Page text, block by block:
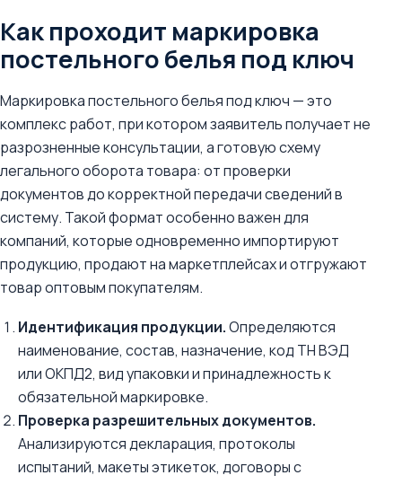
Как проходит маркировка
постельного белья под ключ
Маркировка постельного белья под ключ — это
комплекс работ, при котором заявитель получает не
разрозненные консультации, а готовую схему
легального оборота товара: от проверки
документов до корректной передачи сведений в
систему. Такой формат особенно важен для
компаний, которые одновременно импортируют
продукцию, продают на маркетплейсах и отгружают
товар оптовым покупателям.
Идентификация продукции.Определяются
наименование, состав, назначение, код ТН ВЭД
или ОКПД2, вид упаковки и принадлежность к
обязательной маркировке.
Проверка разрешительных документов.
Анализируются декларация, протоколы
испытаний, макеты этикеток, договоры с